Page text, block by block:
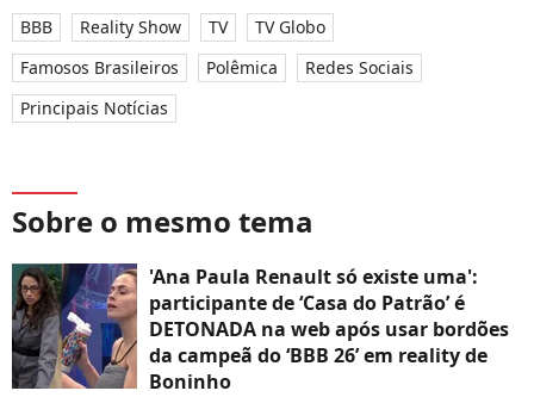
BBB Reality Show TV
TV Globo
Famosos Brasileiros
Polêmica
Redes Sociais
Principais Notícias
Sobre o mesmo tema
'Ana Paula Renault só existe uma':
participante de ‘Casa do Patrão’ é
DETONADA na web após usar bordões
da campeã do ‘BBB 26’ em reality de
Boninho